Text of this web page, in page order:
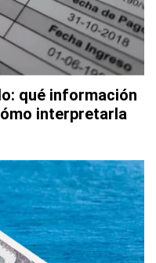
qué información
interpretarla